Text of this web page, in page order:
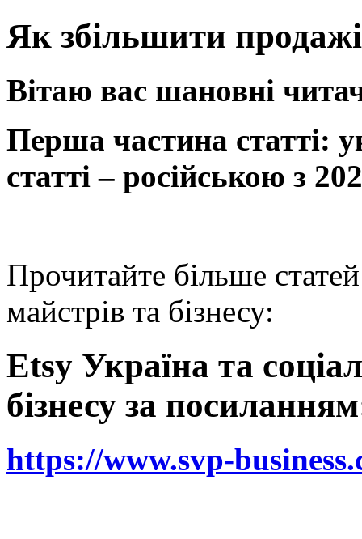
Як збільшити
Вітаю вас шановні
Перша частина статті:
статті – російською з
Прочитайте більше
майстрів та бізнесу:
Etsy Україна та
бізнесу за
https://www.svp-